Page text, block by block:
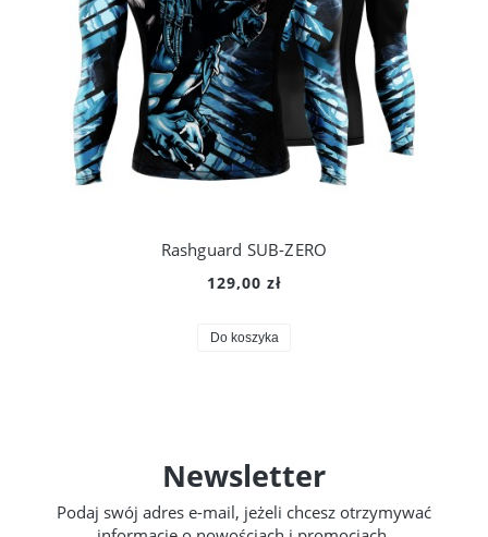
Rashguard SUB-ZERO
129,00 zł
Do koszyka
Newsletter
Podaj swój adres e-mail, jeżeli chcesz otrzymywać